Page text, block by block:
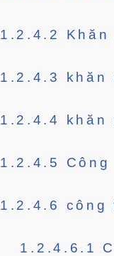
1.2.4.2
1.2.4.3 khăn
1.2.4.4 khăn
1.2.4.5
1.2.4.6 công
1.2.4.6.1